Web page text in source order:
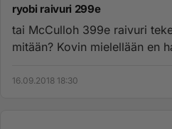
ryobi raivuri 299e
tai McCulloh 399e raivuri tekeekö nuilla yhtään
mitään? Kovin mielellään en
16.09.2018 18:30